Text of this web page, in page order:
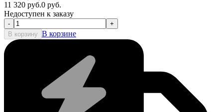
11 320 руб.0 руб.
Недоступен к заказу
-
+
В корзину В корзине